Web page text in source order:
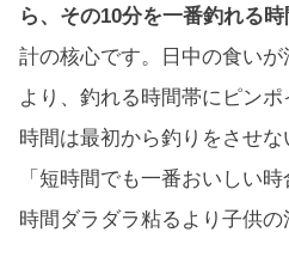
ら、その10分を一番釣れる
計の核心です。日中の食い
より、釣れる時間帯にピン
時間は最初から釣りをさせな
「短時間でも一番おいしい
時間ダラダラ粘るより子供の